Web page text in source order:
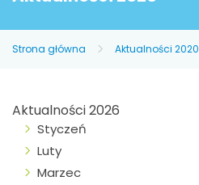
Strona główna Aktualności 2020
Aktualności 2026
Styczeń
Luty
Marzec